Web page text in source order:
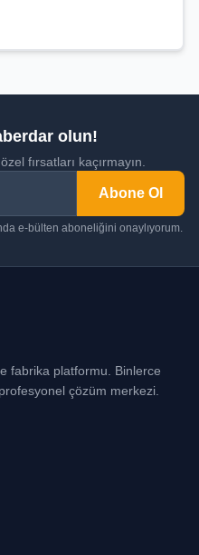
olun!
fırsatları kaçırmayın.
Abone Ol
e-bülten aboneliğini onaylıyorum.
fabrika platformu. Binlerce
çözüm merkezi.